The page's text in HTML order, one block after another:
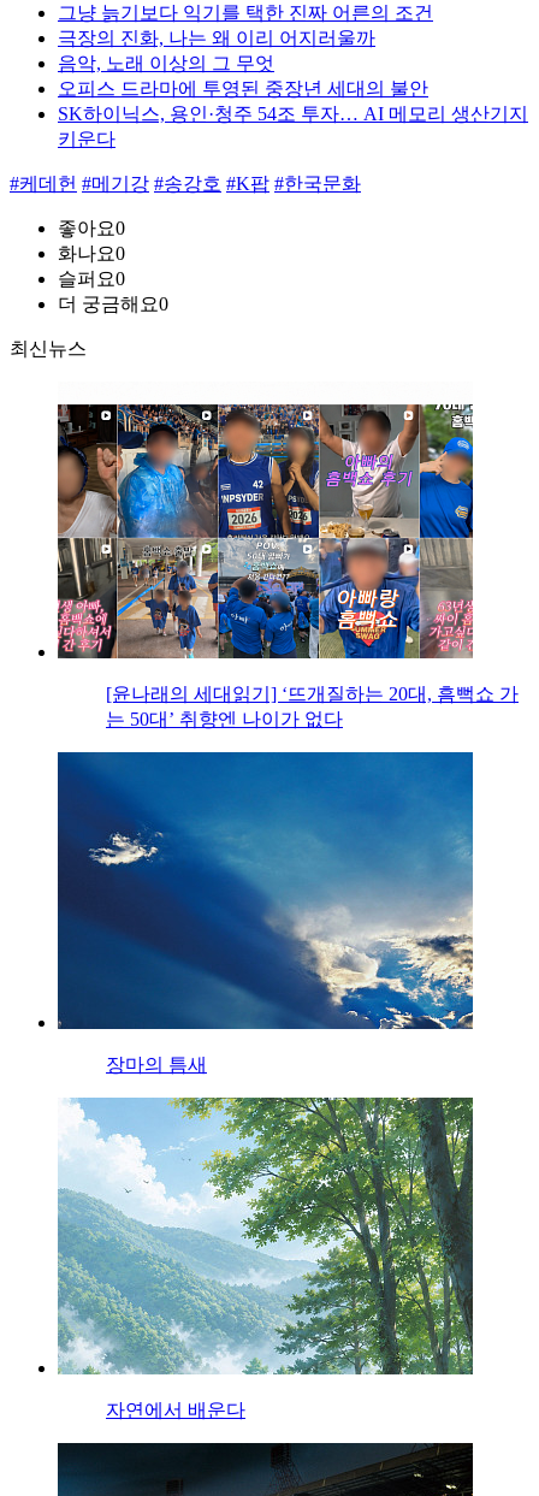
그냥 늙기보다 익기를 택한 진짜 어른의 조건
극장의 진화, 나는 왜 이리 어지러울까
음악, 노래 이상의 그 무엇
오피스 드라마에 투영된 중장년 세대의 불안
SK하이닉스, 용인·청주 54조 투자… AI 메모리 생산기지
키운다
#케데헌 #메기강 #송강호 #K팝 #한국문화
좋아요0
화나요0
슬퍼요0
더 궁금해요0
최신뉴스
[윤나래의 세대읽기] ‘뜨개질하는 20대, 흠뻑쇼 가
는 50대’ 취향엔 나이가 없다
장마의 틈새
자연에서 배운다